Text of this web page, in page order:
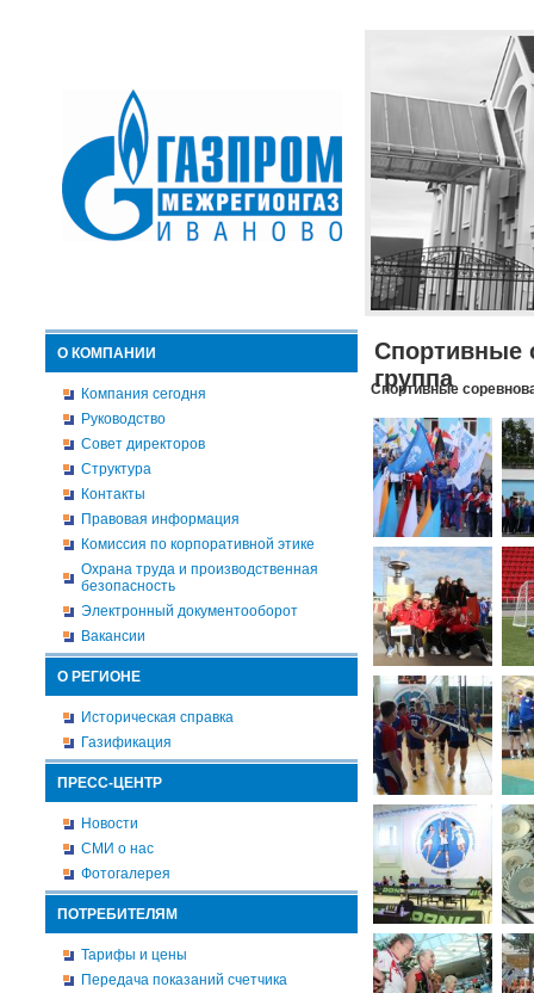
О КОМПАНИИ
Компания сегодня
Руководство
Совет директоров
Структура
Контакты
Правовая информация
Комиссия по корпоративной этике
Охрана труда и производственная
безопасность
Электронный документооборот
Вакансии
О РЕГИОНЕ
Историческая справка
Газификация
ПРЕСС-ЦЕНТР
Новости
СМИ о нас
Фотогалерея
ПОТРЕБИТЕЛЯМ
Тарифы и цены
Передача показаний счетчика
Спортивные
группа
Спортивные